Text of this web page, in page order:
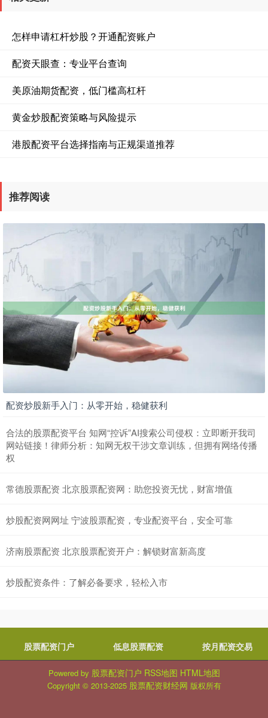
怎样申请杠杆炒股？开通配资账户
配资天眼查：专业平台查询
美原油期货配资，低门槛高杠杆
黄金炒股配资策略与风险提示
港股配资平台选择指南与正规渠道推荐
推荐阅读
配资炒股新手入门：从零开始，稳健获利
合法的股票配资平台 知网“控诉”AI搜索公司侵权：立即断开我司
网站链接！律师分析：知网无权干涉文章训练，但拥有网络传播
权
常德股票配资 北京股票配资网：助您投资无忧，财富增值
炒股配资网网址 宁波股票配资，专业配资平台，安全可靠
济南股票配资 北京股票配资开户：解锁财富新高度
炒股配资条件：了解必备要求，轻松入市
股票配资门户 低息股票配资 按月配资交易
Powered by 股票配资门户 RSS地图 HTML地图
Copyright © 2013-2025 股票配资财经网 版权所有